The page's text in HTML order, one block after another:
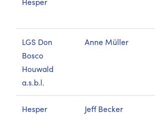
LGS Don
Bosco
Houwald
a.s.b.l.
Anne Müller
Hesper
Jeff Becker